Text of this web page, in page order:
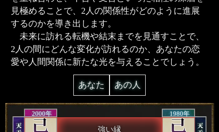
見極めることで、2人の関係性がどのように進展
するのかを導き出します。
未来に訪れる転機や結末までを見通すことで、
2人の間にどんな変化が訪れるのか、あなたの恋
愛や人間関係に新たな光を与えることでしょう。
あなた あの人
2000年 1980年
強い縁